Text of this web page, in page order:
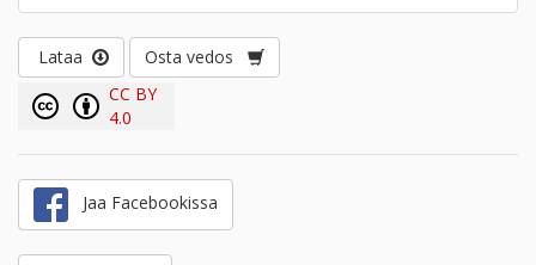
Lataa
Osta vedos
CC BY
4.0
Jaa Facebookissa